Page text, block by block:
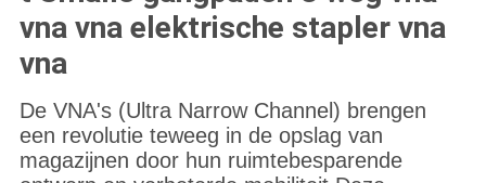
vna vna elektrische stapler vna
vna
De VNA's (Ultra Narrow Channel) brengen
een revolutie teweeg in de opslag van
magazijnen door hun ruimtebesparende